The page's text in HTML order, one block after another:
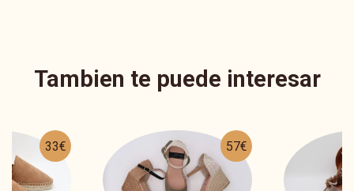
Tambien te puede interesar
33€ 57€